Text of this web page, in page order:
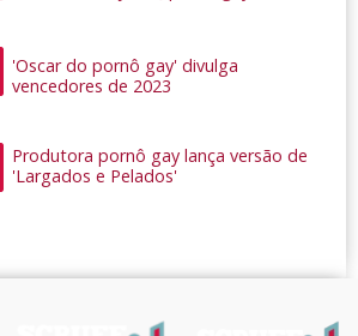
'Oscar do pornô gay' divulga
vencedores de 2023
Produtora pornô gay lança versão de
'Largados e Pelados'